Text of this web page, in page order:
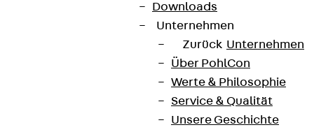
Downloads
Unternehmen
Zurück Unternehmen
Über PohlCon
Werte & Philosophie
Service & Qualität
Unsere Geschichte